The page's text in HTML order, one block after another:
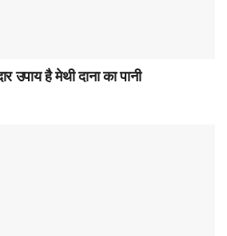
उपाय है मेथी दाना का पानी